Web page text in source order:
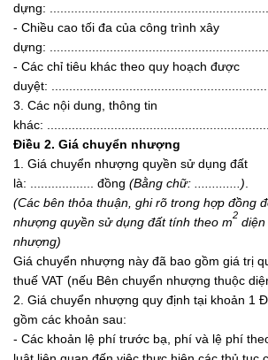
dựng:
- Chiều cao tối đa của công trình xây
dựng:
- Các chỉ tiêu khác theo quy hoạch được
duyệt: ...............................................................
3. Các nội dung, thông tin
khác:
Điều 2. Giá chuyển nhượng
1. Giá chuyển nhượng quyền sử dụng đất
là: .................. đồng (Bằng chữ: )
(Các bên thỏa thuận, ghi rõ trong hợp đồng
nhượng quyền sử dụng đất tính theo m
2
nhượng)
Giá chuyển nhượng này đã bao gồm giá trị
thuế VAT (nếu Bên chuyển nhượng thuộc
2. Giá chuyển nhượng quy định tại khoản 1
gồm các khoản sau:
- Các khoản lệ phí trước bạ, phí và lệ phí